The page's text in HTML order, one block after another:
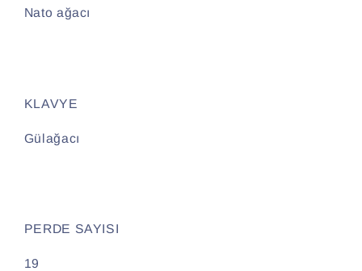
Nato ağacı
KLAVYE
Gülağacı
PERDE SAYISI
19